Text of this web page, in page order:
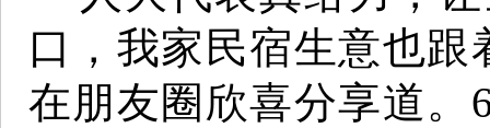
口，我家民宿生意也
在朋友圈欣喜分享道。